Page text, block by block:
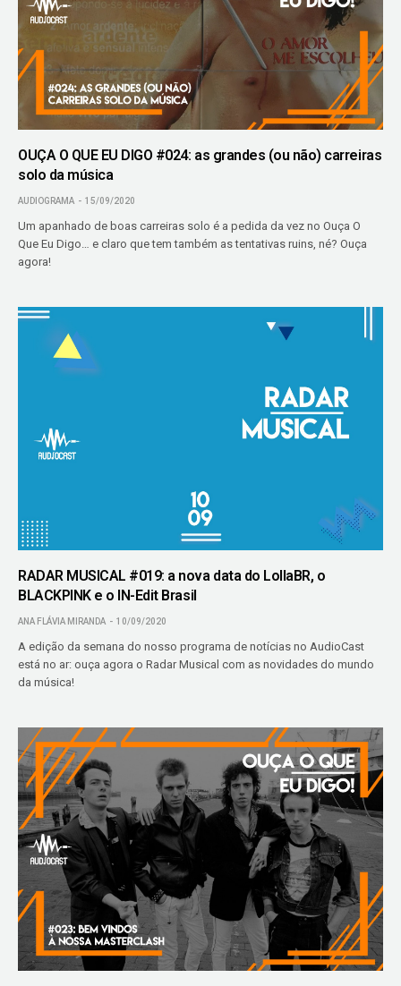
OUÇA O QUE EU DIGO #024: as grandes (ou não) carreiras
solo da música
AUDIOGRAMA 15/09/2020
Um apanhado de boas carreiras solo é a pedida da vez no Ouça O
Que Eu Digo… e claro que tem também as tentativas ruins, né? Ouça
agora!
RADAR MUSICAL #019: a nova data do LollaBR, o
BLACKPINK e o IN-Edit Brasil
ANA FLÁVIA MIRANDA 10/09/2020
A edição da semana do nosso programa de notícias no AudioCast
está no ar: ouça agora o Radar Musical com as novidades do mundo
da música!